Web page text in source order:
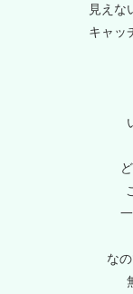
見えな
キャッ
な